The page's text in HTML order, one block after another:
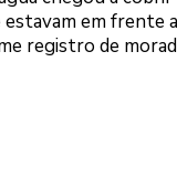
em frente
registro de